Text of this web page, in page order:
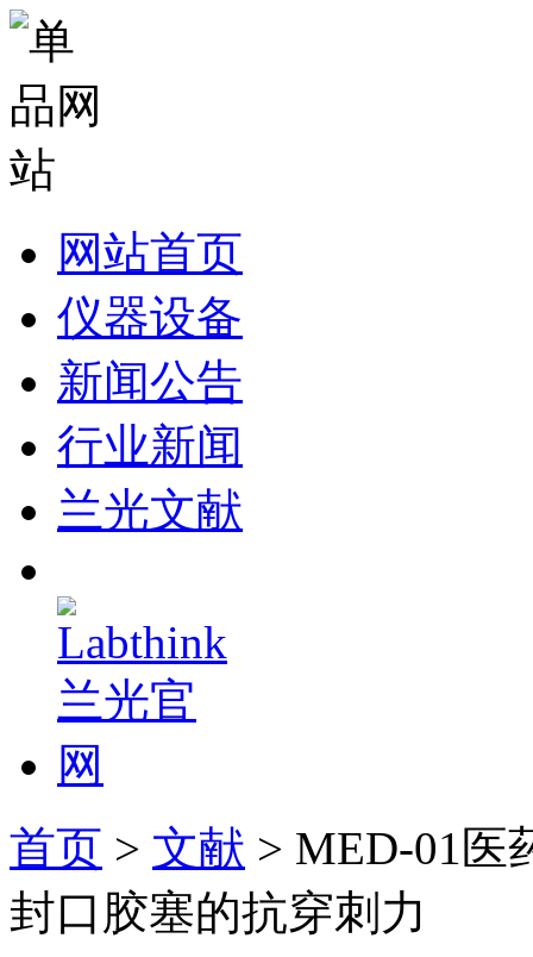
网站首页
仪器设备
新闻公告
行业新闻
兰光文献
首页 > 文献 > MED-01医
封口胶塞的抗穿刺力